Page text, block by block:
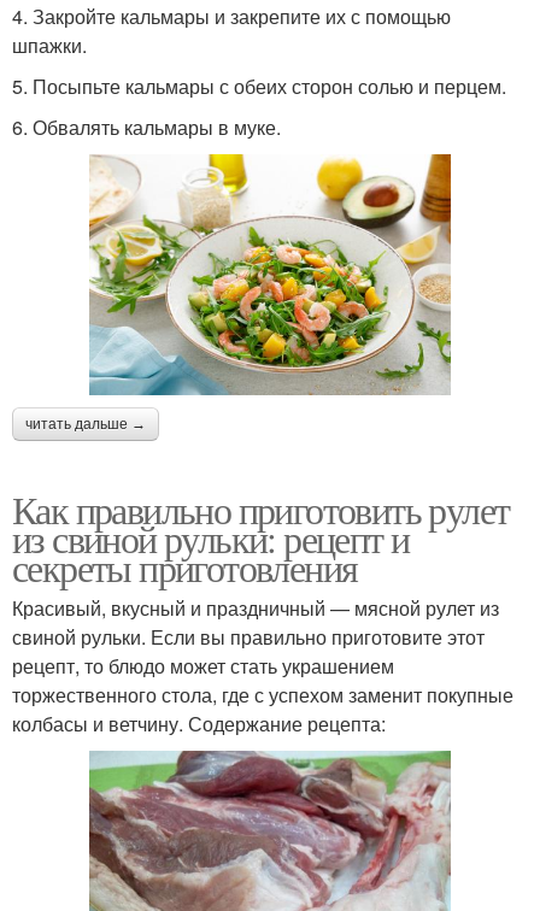
4. Закройте кальмары и закрепите их с помощью
шпажки.
5. Посыпьте кальмары с обеих сторон солью и перцем.
6. Обвалять кальмары в муке.
читать дальше →
Как правильно приготовить рулет
из свиной рульки: рецепт и
секреты приготовления
Красивый, вкусный и праздничный — мясной рулет из
свиной рульки. Если вы правильно приготовите этот
рецепт, то блюдо может стать украшением
торжественного стола, где с успехом заменит покупные
колбасы и ветчину. Содержание рецепта: